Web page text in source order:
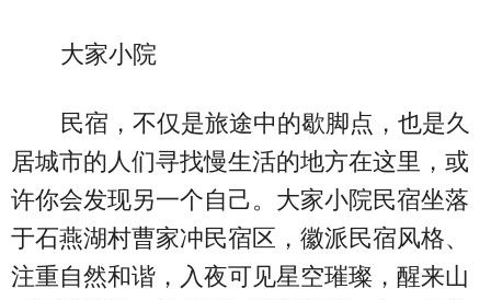
大家小院
民宿，不仅是旅途中的歇脚点，也是久
居城市的人们寻找慢生活的地方在这里，或
许你会发现另一个自己。大家小院民宿坐落
于石燕湖村曹家冲民宿区，徽派民宿风格、
注重自然和谐，入夜可见星空璀璨，醒来山